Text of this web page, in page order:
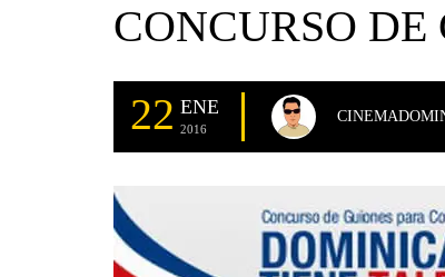
CONCURSO
22 ENE
2016